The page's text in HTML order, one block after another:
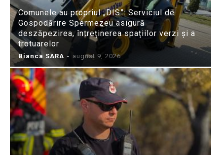
Comunele au propriul „DIS”: Serviciul de
Gospodărire Spermezeu asigură
deszăpezirea, întreținerea spațiilor verzi și a
trotuarelor
Bianca SARA - august 9, 2026